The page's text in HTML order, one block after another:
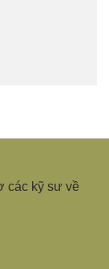
các kỹ sư về